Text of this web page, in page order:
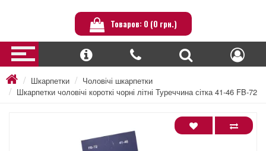
Товаров: 0 (0 грн.)
Шкарпетки
Чоловічі шкарпетки
Шкарпетки чоловічі короткі чорні літні Туреччина сітка 41-46 FB-72